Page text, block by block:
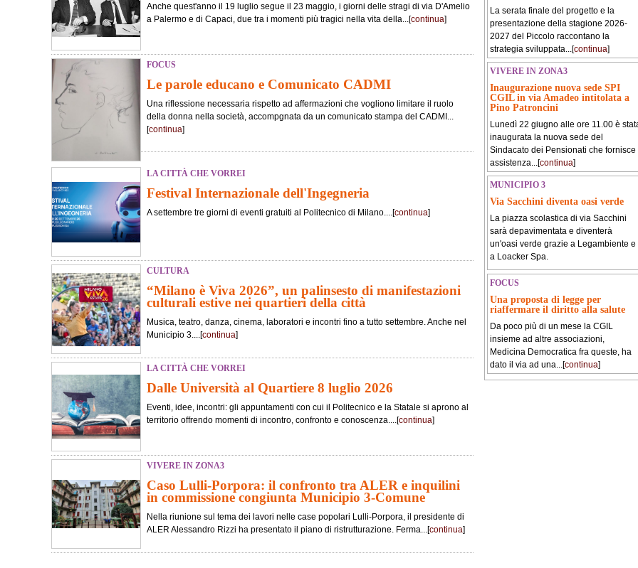
Anche quest'anno il 19 luglio segue il 23 maggio, i giorni delle stragi di via D'Amelio
a Palermo e di Capaci, due tra i momenti più tragici nella vita della...[continua]
FOCUS
Le parole educano e Comunicato CADMI
Una riflessione necessaria rispetto ad affermazioni che vogliono limitare il ruolo
della donna nella società, accompgnata da un comunicato stampa del CADMI...
[continua]
LA CITTÀ CHE VORREI
Festival Internazionale dell'Ingegneria
A settembre tre giorni di eventi gratuiti al Politecnico di Milano....[continua]
CULTURA
“Milano è Viva 2026”, un palinsesto di manifestazioni
culturali estive nei quartieri della città
Musica, teatro, danza, cinema, laboratori e incontri fino a tutto settembre. Anche nel
Municipio 3....[continua]
LA CITTÀ CHE VORREI
Dalle Università al Quartiere 8 luglio 2026
Eventi, idee, incontri: gli appuntamenti con cui il Politecnico e la Statale si aprono al
territorio offrendo momenti di incontro, confronto e conoscenza....[continua]
VIVERE IN ZONA3
Caso Lulli-Porpora: il confronto tra ALER e inquilini
in commissione congiunta Municipio 3-Comune
Nella riunione sul tema dei lavori nelle case popolari Lulli-Porpora, il presidente di
ALER Alessandro Rizzi ha presentato il piano di ristrutturazione. Ferma...[continua]
La serata finale del progetto e la
presentazione della stagione 2026-
2027 del Piccolo raccontano la
strategia sviluppata...[continua]
VIVERE IN ZONA3
Inaugurazione nuova sede SPI
CGIL in via Amadeo intitolata a
Pino Patroncini
Lunedì 22 giugno alle ore 11.00 è
inaugurata la nuova sede del
Sindacato dei Pensionati che fornisce
assistenza...[continua]
MUNICIPIO 3
Via Sacchini diventa oasi verde
La piazza scolastica di via Sacchini
sarà depavimentata e diventerà
un'oasi verde grazie a Legambiente e
a Loacker Spa.
FOCUS
Una proposta di legge per
riaffermare il diritto alla salute
Da poco più di un mese la CGIL
insieme ad altre associazioni,
Medicina Democratica fra queste, ha
dato il via ad una...[continua]